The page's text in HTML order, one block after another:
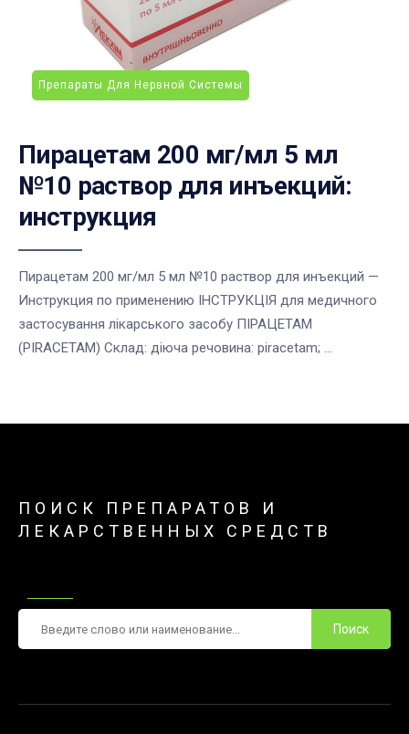
Препараты Для Нервной Системы
Пирацетам 200 мг/мл 5 мл
№10 раствор для инъекций:
инструкция
Пирацетам 200 мг/мл 5 мл №10 раствор для инъекций —
Инструкция по применению ІНСТРУКЦІЯ для медичного
застосування лікарського засобу ПІРАЦЕТАМ
(PIRACETAM) Склад: діюча речовина: piracetam; ...
ПОИСК ПРЕПАРАТОВ И
ЛЕКАРСТВЕННЫХ СРЕДСТВ